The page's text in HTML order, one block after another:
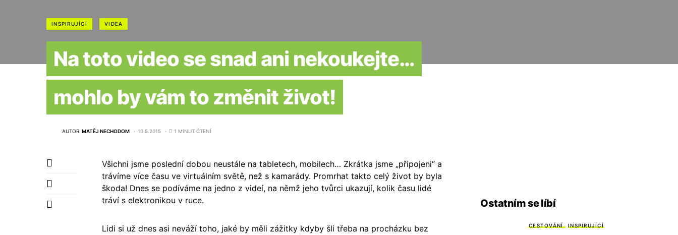
INSPIRUJÍCÍ VIDEA
Na toto video se snad ani nekoukejte…
mohlo by vám to změnit život!
AUTOR MATĚJ NECHODOM 10.5.2015 1 MINUT ČTENÍ
Všichni jsme poslední dobou neustále na tabletech, mobilech… Zkrátka jsme „připojeni“ a
trávíme více času ve virtuálním světě, než s kamarády. Promrhat takto celý život by byla
škoda! Dnes se podíváme na jedno z videí, na němž jeho tvůrci ukazují, kolik času lidé
tráví s elektronikou v ruce.
Lidi si už dnes asi neváží toho, jaké by měli zážitky kdyby šli třeba na procházku bez
Ostatním se líbí
CESTOVÁNÍ INSPIRUJÍCÍ